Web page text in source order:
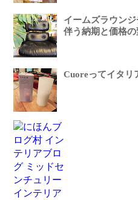
イームズラウン
伴う納期と価格
Cuoreってイタリ